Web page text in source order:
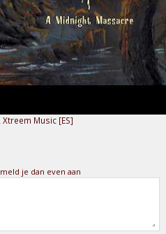
Xtreem Music [ES]
meld je dan even aan